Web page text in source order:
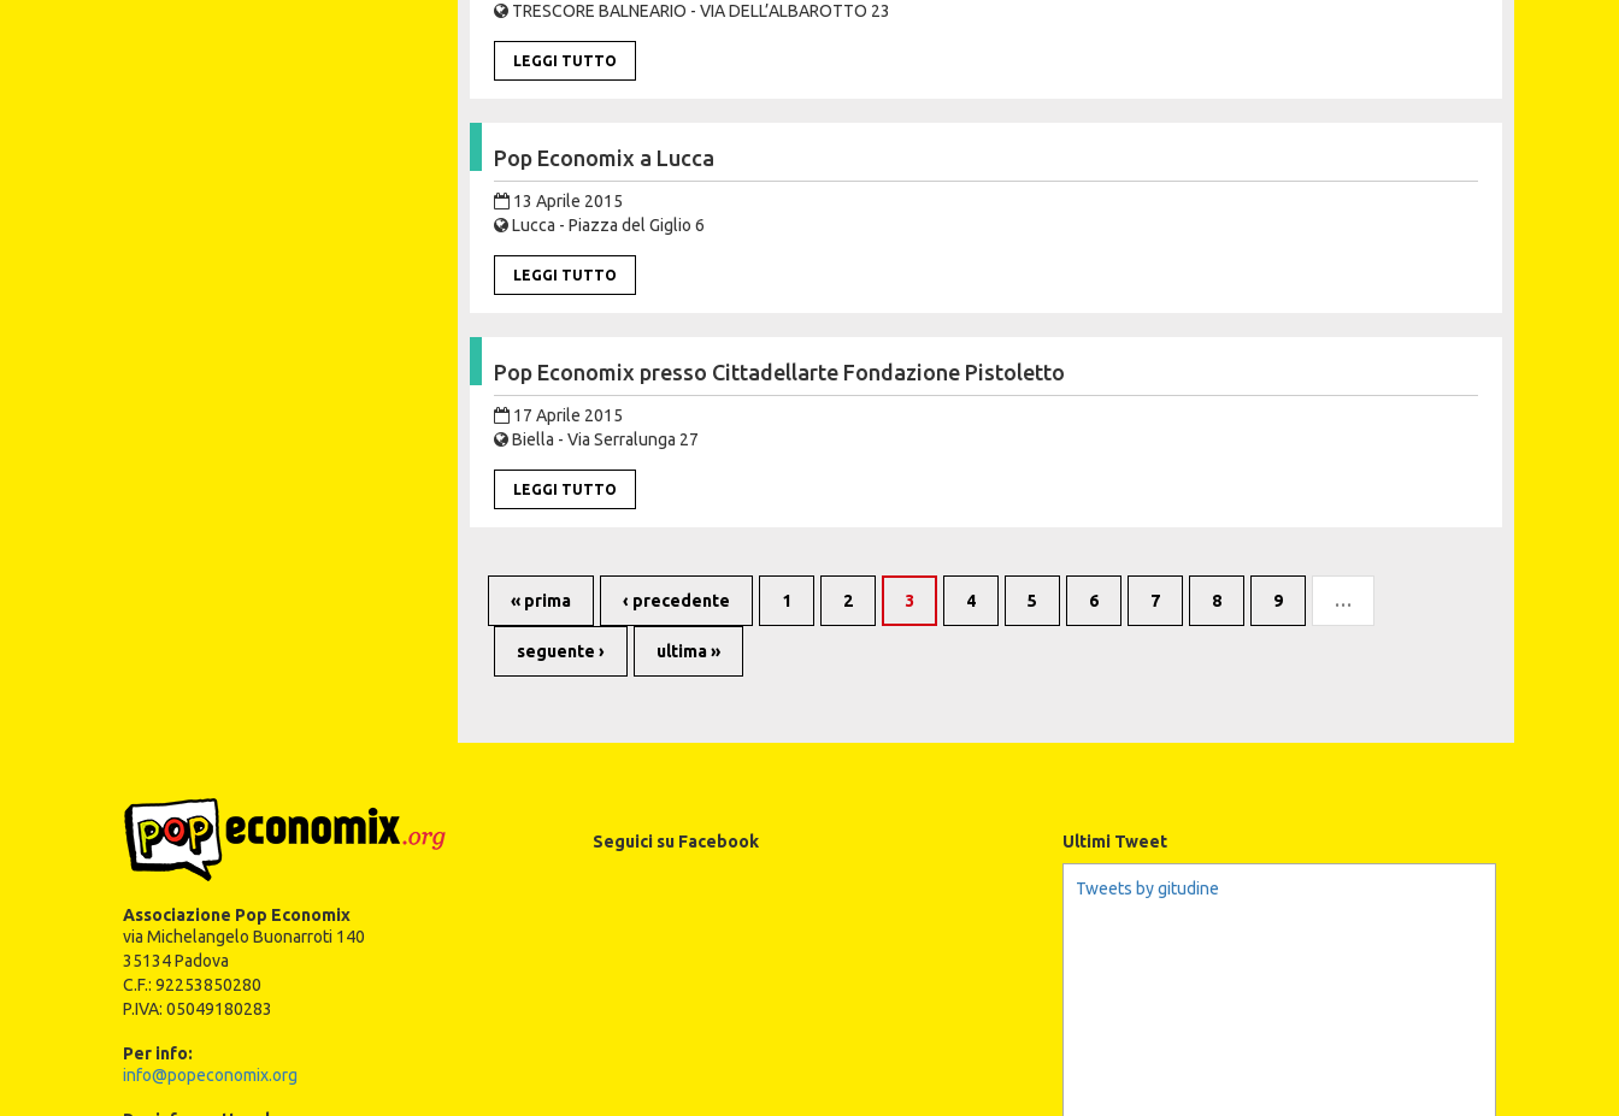
TRESCORE BALNEARIO - VIA DELL’ALBAROTTO 23
LEGGI TUTTO
Pop Economix a Lucca
13 Aprile 2015
Lucca - Piazza del Giglio 6
LEGGI TUTTO
Pop Economix presso Cittadellarte Fondazione Pistoletto
17 Aprile 2015
Biella - Via Serralunga 27
LEGGI TUTTO
« prima ‹ precedente 1 2 3 4 5 6 7 8 9 …
seguente › ultima »
Associazione Pop Economix
via Michelangelo Buonarroti 140
35134 Padova
C.F.: 92253850280
P.IVA: 05049180283
Per info:
info@popeconomix.org
Seguici su Facebook Ultimi Tweet
Tweets by gitudine